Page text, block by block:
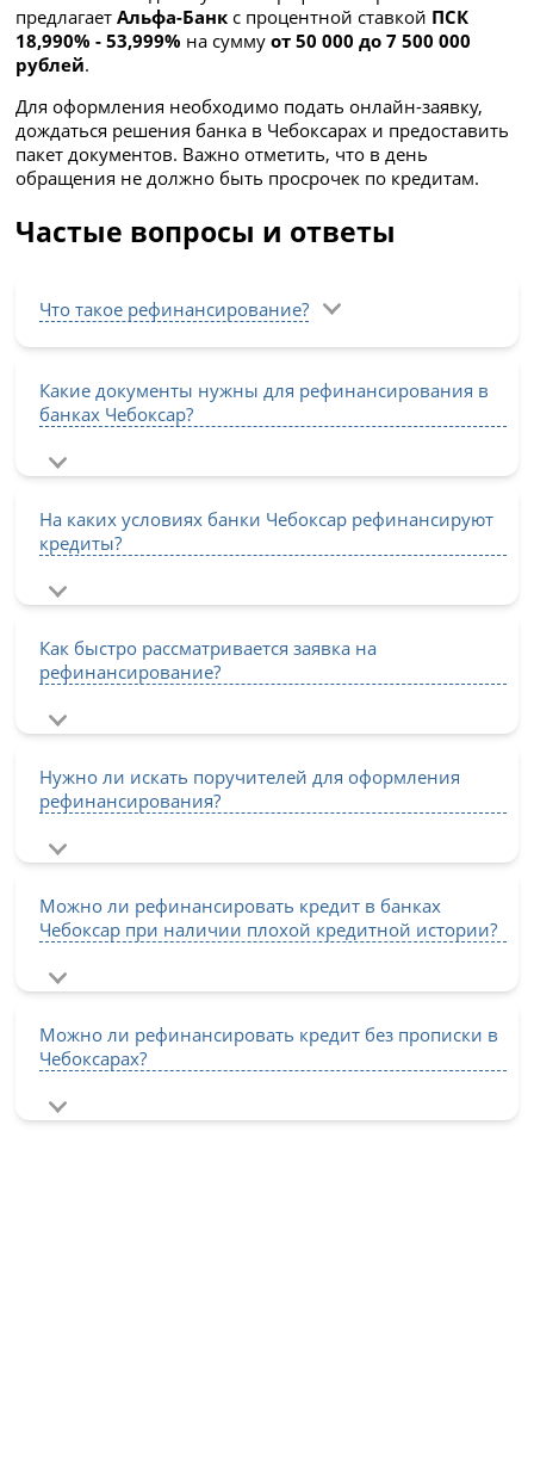
предлагаетАльфа-Банк с процентной ставкой ПСК
18,990% - 53,999% на суммуот 50 000 до 7 500 000
рублей.
Для оформления необходимо подать онлайн-заявку,
дождаться решения банка в Чебоксарах и предоставить
пакет документов. Важно отметить, что в день
обращения не должно быть просрочек по кредитам.
Частые вопросы и ответы
Что такое рефинансирование?
Какие документы нужны для рефинансирования в
банках Чебоксар?
На каких условиях банки Чебоксар рефинансируют
кредиты?
Как быстро рассматривается заявка на
рефинансирование?
Нужно ли искать поручителей для оформления
рефинансирования?
Можно ли рефинансировать кредит в банках
Чебоксар при наличии плохой кредитной истории?
Можно ли рефинансировать кредит без прописки в
Чебоксарах?